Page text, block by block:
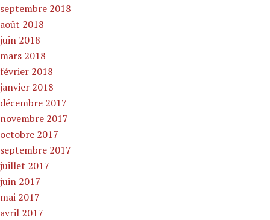
septembre 2018
août 2018
juin 2018
mars 2018
février 2018
janvier 2018
décembre 2017
novembre 2017
octobre 2017
septembre 2017
juillet 2017
juin 2017
mai 2017
avril 2017